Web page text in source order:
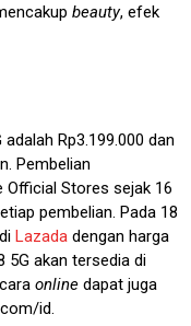
beauty, efek
Rp3.199.000 dan
Pembelian
Official Stores sejak 16
pembelian. Pada 18
di Lazada dengan harga
5G akan tersedia di
online dapat juga
id.